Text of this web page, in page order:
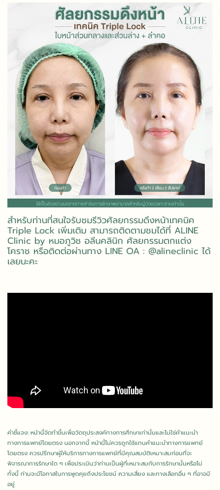
สำหรับท่านที่สนใจรับชมรีวิวศัลยกรรมดึงหน้าเทคนิค
Triple Lock เพิ่มเติม สามารถติดตามชมได้ที่ ALINE
Clinic by หมอภูวิช อลีนคลินิก ศัลยกรรมตกแต่ง
โคราช หรือติดต่อผ่านทาง LINE OA : @alineclinic ได้
เลยนะคะ
คำชี้แจง: หน้านี้จัดทำขึ้นเพื่อวัตถุประสงค์ทางการศึกษาเท่านั้นและไม่ใช่คำแนะนำ
ทางการแพทย์โดยตรง นอกจากนี้ หน้านี้ไม่ควรถูกใช้แทนคำแนะนำทางการแพทย์
โดยตรง ควรปรึกษาผู้ให้บริการทางการแพทย์ที่มีคุณสมบัติเหมาะสมก่อนที่จะ
พิจารณาการรักษาใด ๆ เพื่อประเมินว่าท่านเป็นผู้ที่เหมาะสมกับการรักษานั้นหรือไม่
ทั้งนี้ ท่านจะมีโอกาสในการพูดคุยถึงประโยชน์ ความเสี่ยง และทางเลือกอื่น ๆ ที่อาจมี
อยู่